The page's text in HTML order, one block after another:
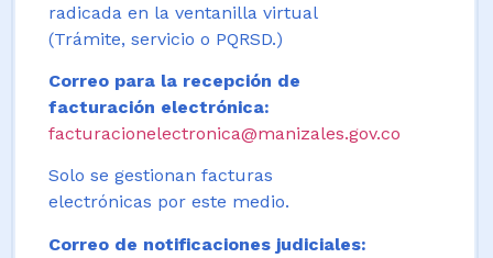
radicada en la ventanilla virtual
(Trámite, servicio o PQRSD.)
Correo para la recepción de
facturación electrónica:
facturacionelectronica@manizales.gov.co
Solo se gestionan facturas
electrónicas por este medio.
Correo de notificaciones judiciales: